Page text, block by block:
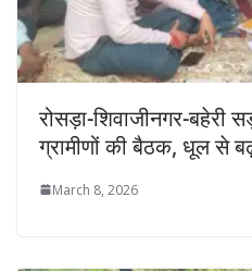
रोसड़ा-शिवाजीनगर-बहेरी
ग्रामीणों की बैठक, धूल से
March 8, 2026